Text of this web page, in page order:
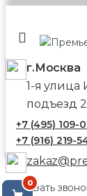
г.Москва
1-я улица
подъезд
+7 (495) 109-
+7 (916) 219-
Заказать
0